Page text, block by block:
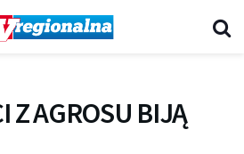
Z AGROSU BIJĄ